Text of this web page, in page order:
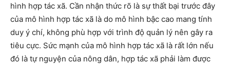
hình hợp tác xã. Cần nhận thức rõ là sự thất bại trước đây
của mô hình hợp tác xã là do mô hình bậc cao mang tính
duy ý chí, không phù hợp với trình độ quản lý nên gây ra
tiêu cực. Sức mạnh của mô hình hợp tác xã là rất lớn nếu
đó là tự nguyện của nông dân, hợp tác xã phải làm được